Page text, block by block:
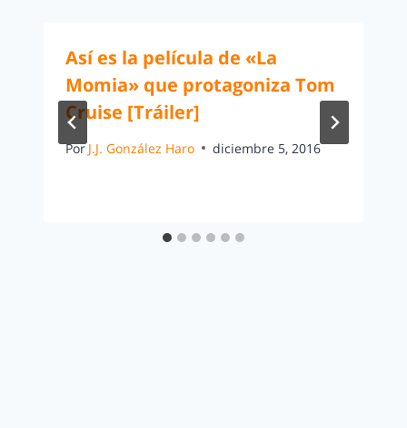
Así es la película de «La
Momia» que protagoniza Tom
Cruise [Tráiler]
Por J.J. González Haro diciembre 5, 2016